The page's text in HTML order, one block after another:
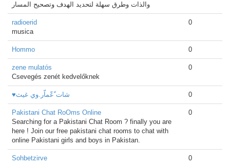
والذات وطرق سهلة لتحديد الهدف وتصحيح المسار
radioerid
musica
0
Hommo 0
zene mulatós
Csevegés zenét kedvelőknek
0
♥شات ّعّماّر.وي غيث 0
Pakistani Chat RoOms Online
Searching for a Pakistani Chat Room ? finally you are
here ! Join our free pakistani chat rooms to chat with
online Pakistani girls and boys in Pakistan.
0
Sohbetzirve 0